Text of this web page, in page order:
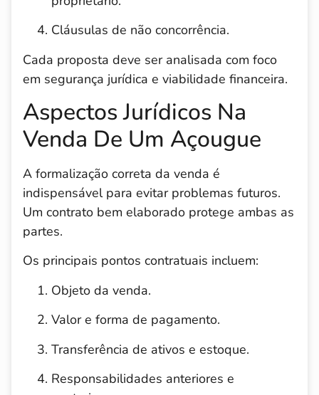
Cláusulas de não concorrência.
Cada proposta deve ser analisada com foco
em segurança jurídica e viabilidade financeira.
Aspectos Jurídicos Na
Venda De Um Açougue
A formalização correta da venda é
indispensável para evitar problemas futuros.
Um contrato bem elaborado protege ambas as
partes.
Os principais pontos contratuais incluem:
Objeto da venda.
Valor e forma de pagamento.
Transferência de ativos e estoque.
Responsabilidades anteriores e